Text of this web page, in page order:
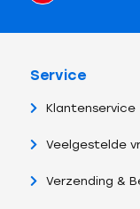
Service
Klantenservice
Veelgestelde
Verzending &